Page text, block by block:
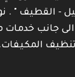
- القطيف " .
الى جانب
المكيفات.